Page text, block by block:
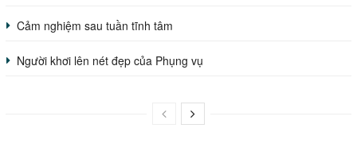
Cảm nghiệm sau tuần tĩnh tâm
Người khơi lên nét đẹp của Phụng vụ